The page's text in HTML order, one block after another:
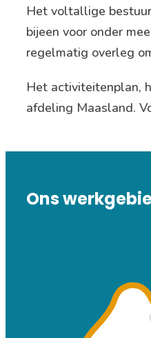
Het voltallige
bijeen voor onder
regelmatig overleg
Het activiteitenplan,
afdeling Maasland.
Ons